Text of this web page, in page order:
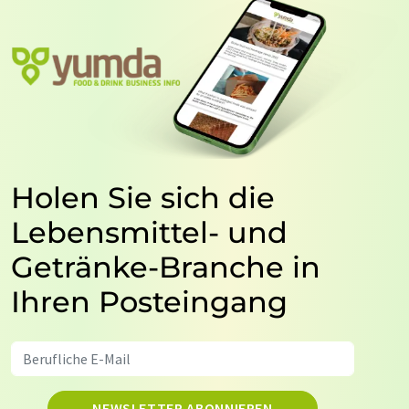
Holen Sie sich die
Lebensmittel- und
Getränke-Branche in
Ihren Posteingang